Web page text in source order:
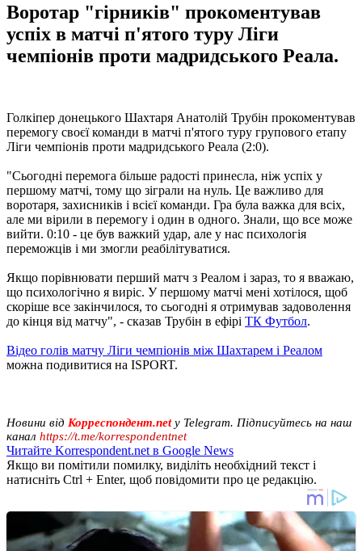
Воротар "гірників" прокоментував
успіх в матчі п'ятого туру Ліги
чемпіонів проти мадридського Реала.
Голкіпер донецького Шахтаря Анатолій Трубін прокоментував
перемогу своєї команди в матчі п'ятого туру групового етапу
Ліги чемпіонів проти мадридського Реала (2:0).
"Сьогодні перемога більше радості принесла, ніж успіх у
першому матчі, тому що зіграли на нуль. Це важливо для
воротаря, захисників і всієї команди. Гра була важка для всіх,
але ми вірили в перемогу і один в одного. Знали, що все може
вийти. 0:10 - це був важкий удар, але у нас психологія
переможців і ми змогли реабілітуватися.
Якщо порівнювати перший матч з Реалом і зараз, то я вважаю,
що психологічно я виріс. У першому матчі мені хотілося, щоб
скоріше все закінчилося, то сьогодні я отримував задоволення
до кінця від матчу", - сказав Трубін в ефірі ТК Футбол.
Відео голів матчу Ліги чемпіонів між Шахтарем і Реалом
можна подивитися на ISPORT.
Новини від Корреспондент.netу Telegram. Підписуйтесь на наш
канал https://t.me/korrespondentnet
Читайте Korrespondent.net в Google News
Якщо ви помітили помилку, виділіть необхідний текст і
натисніть Ctrl + Enter, щоб повідомити про це редакцію.